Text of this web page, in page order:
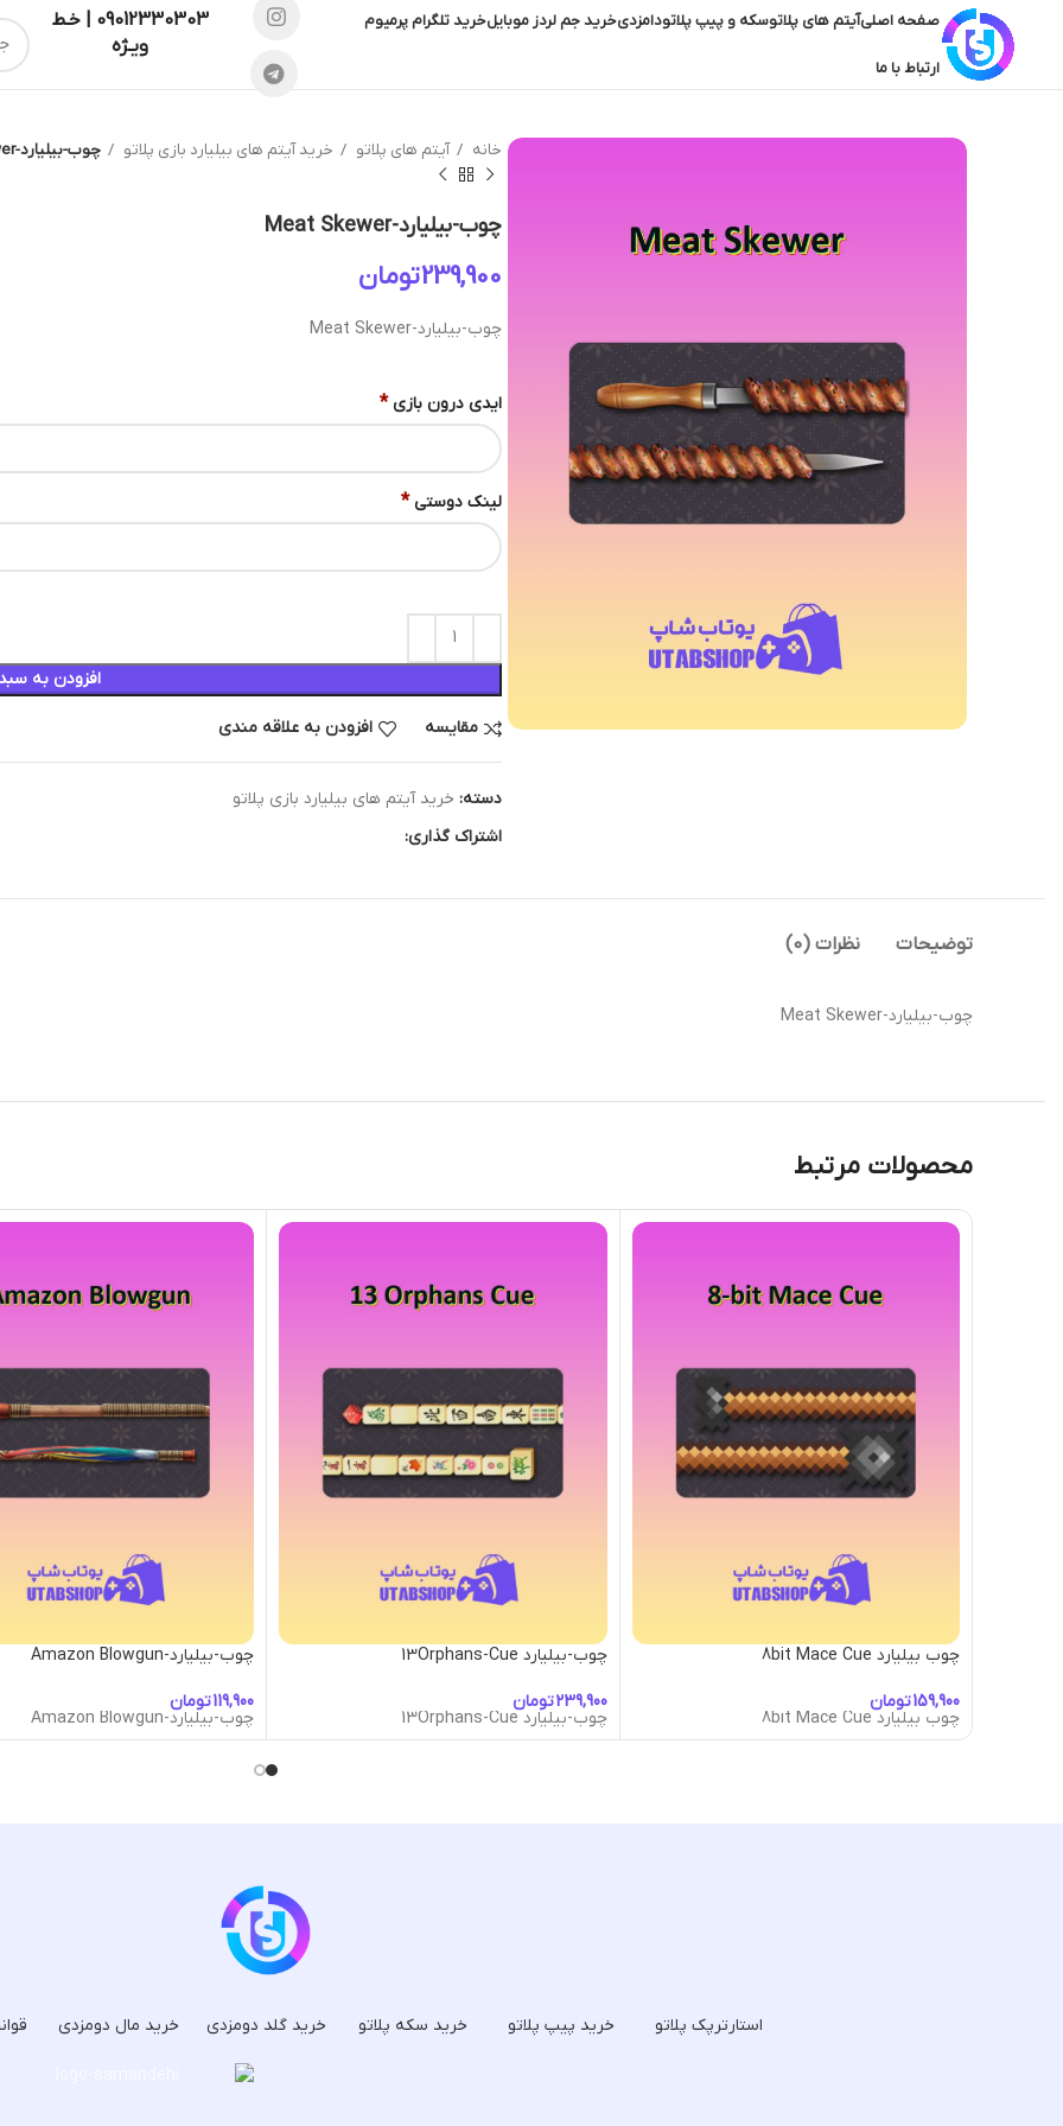
صفحه اصلیآیتم های پلاتوسکه و پیپ پلاتودامزدیخرید جم لردز موبایلخرید تلگرام پرمیوم
ارتباط با ما
09012330303 | خـط
ویـژه
خانه آیتم های پلاتو خرید آیتم های بیلیارد بازی پلاتو چوب-بیلیارد-Meat Skewer
چوب-بیلیارد-Meat Skewer
تومان
چوب-بیلیارد-Meat Skewer
ایدی درون بازی *
لینک دوستی *
افزودن به
مقایسه افزودن به علاقه مندی
دسته: خرید آیتم های بیلیارد بازی پلاتو
اشتراک گذاری:
توضیحات نظرات (0)
چوب-بیلیارد-Meat Skewer
محصولات مرتبط
چوب بیلیارد 8bit Mace Cue
تومان
چوب بیلیارد 8bit Mace Cue
چوب-بیلیارد 13Orphans-Cue
تومان
چوب-بیلیارد 13Orphans-Cue
چوب-بیلیارد-Amazon Blowgun
تومان
چوب-بیلیارد-Amazon Blowgun
استارترپک پلاتو خرید پیپ پلاتو خرید سکه پلاتو خرید گلد دومزدی خرید مال دومزدی